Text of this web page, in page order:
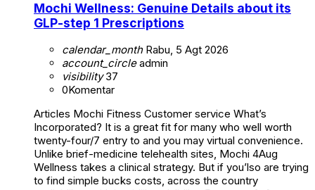
Mochi Wellness: Genuine Details about its
GLP-step 1 Prescriptions
calendar_monthRabu, 5 Agt 2026
account_circleadmin
visibility37
0Komentar
Articles Mochi Fitness Customer service What’s
Incorporated? It is a great fit for many who well worth
twenty-four/7 entry to and you may virtual convenience.
Unlike brief-medicine telehealth sites, Mochi 4Aug
Wellness takes a clinical strategy. But if you’lso are trying
to find simple bucks costs, across the country